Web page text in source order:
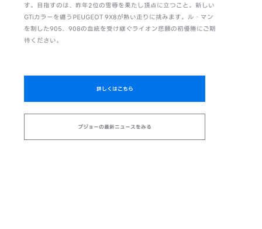
す。目指すのは、昨年2位の雪辱を果たし頂点に立つこと。新しい
GTiカラーを纏うPEUGEOT 9X8が熱い走りに挑みます。ル・マン
を制した905、908の血統を受け継ぐライオン悲願の初優勝にご期
待ください。
詳しくはこちら
プジョーの最新ニュースをみる